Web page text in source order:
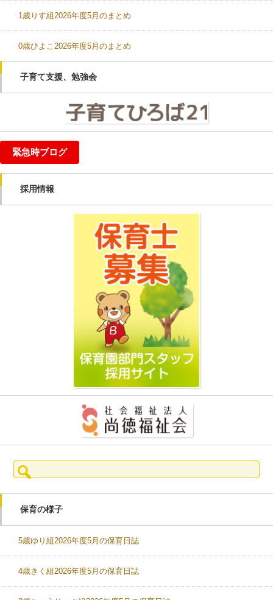
1歳りす組2026年度5月のまとめ
0歳ひよこ2026年度5月のまとめ
子育て支援、勉強会
緊急時ブログ
採用情報
検
索:
保育の様子
5歳ゆり組2026年度5月の保育日誌
4歳きく組2026年度5月の保育日誌